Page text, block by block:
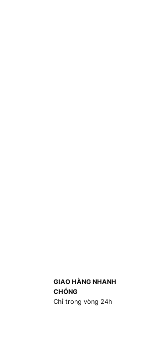
GIAO HÀNG NHANH
CHÓNG
Chỉ trong vòng 24h